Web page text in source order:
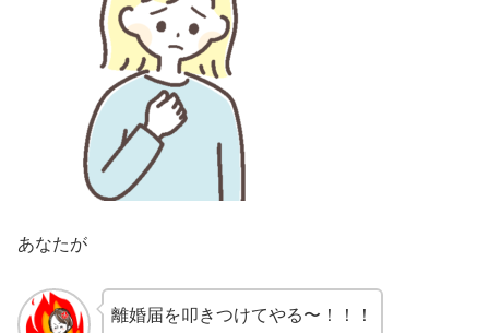
あなたが
離婚届を叩きつけてやる〜！！！